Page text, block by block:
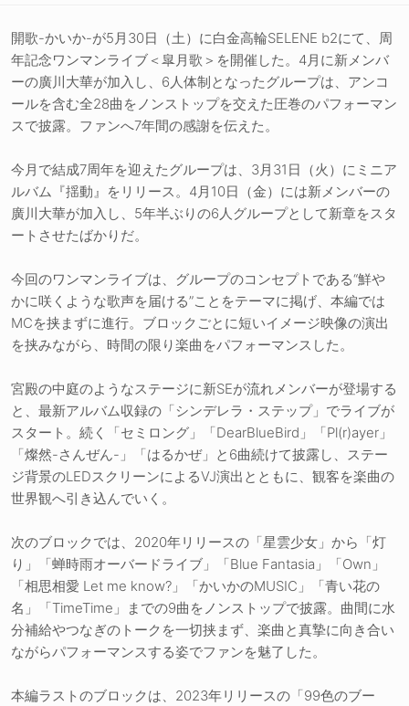
開歌-かいか-が5月30日（土）に白金高輪SELENE b2にて、周
年記念ワンマンライブ＜皐月歌＞を開催した。4月に新メンバ
ーの廣川大華が加入し、6人体制となったグループは、アンコ
ールを含む全28曲をノンストップを交えた圧巻のパフォーマン
スで披露。ファンへ7年間の感謝を伝えた。
今月で結成7周年を迎えたグループは、3月31日（火）にミニア
ルバム『揺動』をリリース。4月10日（金）には新メンバーの
廣川大華が加入し、5年半ぶりの6人グループとして新章をスタ
ートさせたばかりだ。
今回のワンマンライブは、グループのコンセプトである“鮮や
かに咲くような歌声を届ける”ことをテーマに掲げ、本編では
MCを挟まずに進行。ブロックごとに短いイメージ映像の演出
を挟みながら、時間の限り楽曲をパフォーマンスした。
宮殿の中庭のようなステージに新SEが流れメンバーが登場する
と、最新アルバム収録の「シンデレラ・ステップ」でライブが
スタート。続く「セミロング」「DearBlueBird」「Pl(r)ayer」
「燦然-さんぜん-」「はるかぜ」と6曲続けて披露し、ステー
ジ背景のLEDスクリーンによるVJ演出とともに、観客を楽曲の
世界観へ引き込んでいく。
次のブロックでは、2020年リリースの「星雲少女」から「灯
り」「蝉時雨オーバードライブ」「Blue Fantasia」「Own」
「相思相愛 Let me know?」「かいかのMUSIC」「青い花の
名」「TimeTime」までの9曲をノンストップで披露。曲間に水
分補給やつなぎのトークを一切挟まず、楽曲と真摯に向き合い
ながらパフォーマンスする姿でファンを魅了した。
本編ラストのブロックは、2023年リリースの「99色のブー